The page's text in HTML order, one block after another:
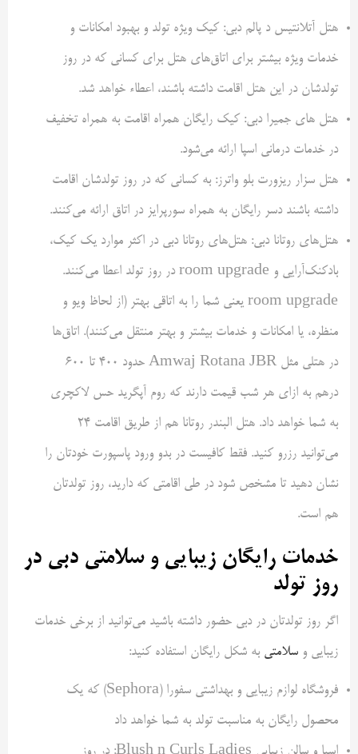
هتل آتلانتیس د پالم دبی: کیک ویژه تولد و بهبود امکانات و
خدمات ویژه بیشتر برای اتاق‌های هتل برای کسانی که در روز
تولدشان در این هتل اقامت داشته باشند، اعطاء خواهد شد.
هتل های جمیرا دبی: کیک رایگان همراه اقامت به همراه تخفیف
در خدمات درمانی اسپا ارائه می‌شود.
هتل سزار ریزورت بلو واترز: به کسانی که در روز تولدشان اقامت
داشته باشند دسر رایگان به همراه سورپرایز در اتاق ارائه می‌کنند.
هتل‌های روتانا دبی: هتل‌های روتانا دبی در اکثر موارد یک کیک،
بادکنک‌آرایی و room upgrade در روز تولد اعطا می‌کنند.
room upgrade یعنی شما را به اتاقی بهتر (از لحاظ ویو و
منظره، یا امکانات و خدمات بیشتر و بهتر منتقل می‌کنند). اتاق‌ها
در هتلی مثل Amwaj Rotana JBR حدود ۴۰۰ تا ۶۰۰
درهم به ازای هر شب قیمت دارند که روم آپگرید حس لاکچری
به شما خواهد داد. هتل البندر روتانا هم از طریق اقامت ۲۴
می‌توانید رزرو کنید. فقط کافیست در بدو ورود پاسپورت خودتان را
نشان دهید تا مشخص شود در طی اقامتی که دارید، روز تولدتان
هم است.
خدمات رایگان زیبایی و سلامتی دبی در
روز تولد
اگر روز تولدتان در دبی حضور داشته باشید می‌توانید از برخی خدمات
زیبایی و سلامتی به شکل رایگان استفاده کنید:
فروشگاه لوازم زیبایی و بهداشتی سفورا (Sephora) که یک
محصول رایگان به مناسبت تولد به شما خواهد داد